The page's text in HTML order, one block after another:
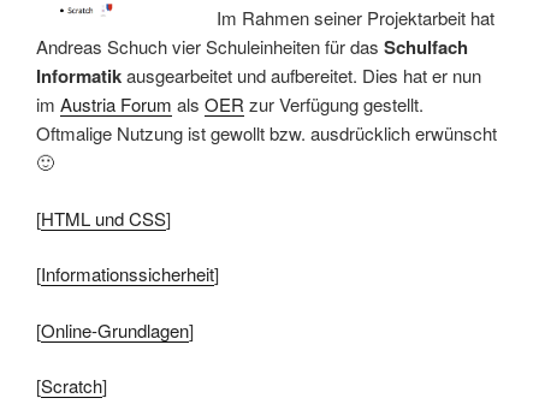
Im Rahmen seiner Projektarbeit hat
Andreas Schuch vier Schuleinheiten für das Schulfach
Informatikausgearbeitet und aufbereitet. Dies hat er nun
im Austria Forum als OER zur Verfügung gestellt.
Oftmalige Nutzung ist gewollt bzw. ausdrücklich erwünscht
🙂
[HTML und CSS]
[Informationssicherheit]
[Online-Grundlagen]
[Scratch]